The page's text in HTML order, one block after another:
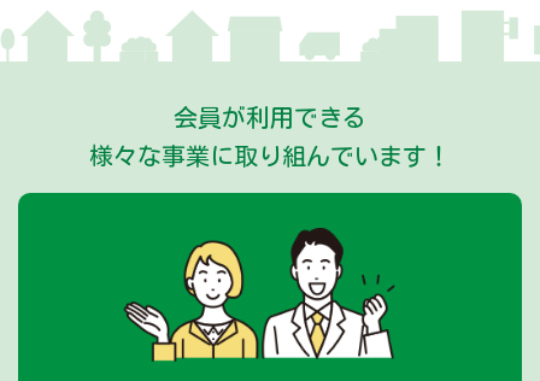
2026年03月24日 新着情報
2026年02月27日 新着情報
「愛知建連だより」3月号を発行しました！
会員が利用できる
様々な事業に取り組んでいます！